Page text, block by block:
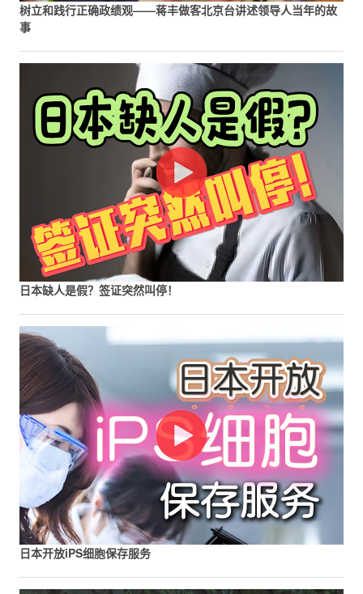
树立和践行正确政绩观——蒋丰做客北京台讲述领导人当年的故
事
日本缺人是假？签证突然叫停！
日本开放iPS细胞保存服务